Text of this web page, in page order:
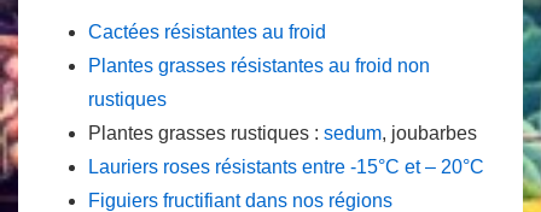
Cactées résistantes au froid
Plantes grasses résistantes au froid non
rustiques
Plantes grasses rustiques : sedum, joubarbes
Lauriers roses résistants entre -15°C et – 20°C
Figuiers fructifiant dans nos régions